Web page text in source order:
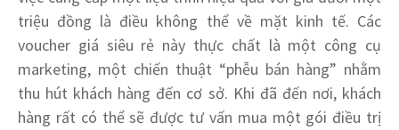
triệu đồng là điều không thể về mặt kinh tế. Các
voucher giá siêu rẻ này thực chất là một công cụ
marketing, một chiến thuật “phễu bán hàng” nhằm
thu hút khách hàng đến cơ sở. Khi đã đến nơi, khách
hàng rất có thể sẽ được tư vấn mua một gói điều trị